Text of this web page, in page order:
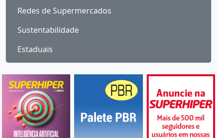
Redes de Supermercados
Sustentabilidade
Estaduais